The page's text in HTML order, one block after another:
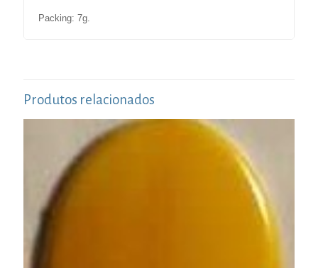
Packing: 7g.
Produtos relacionados